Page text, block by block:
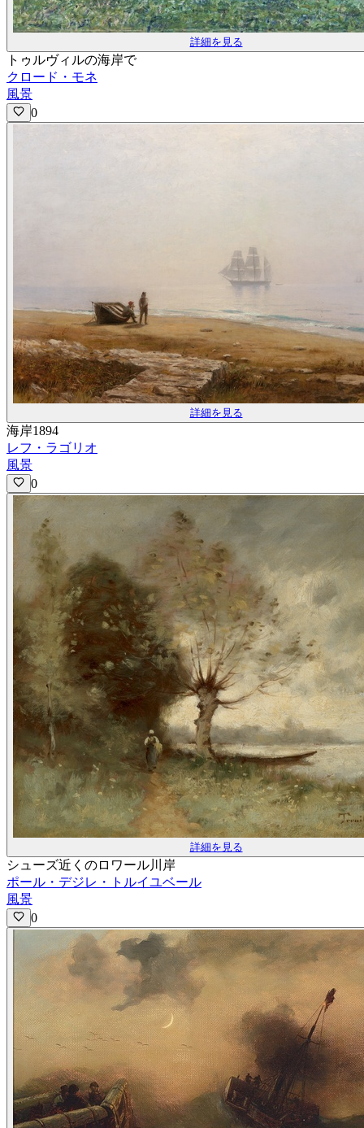
詳細を見る
トゥルヴィルの海岸で
クロード・モネ
風景
0
詳細を見る
海岸1894
レフ・ラゴリオ
風景
0
詳細を見る
シューズ近くのロワール川岸
ポール・デジレ・トルイユベール
風景
0